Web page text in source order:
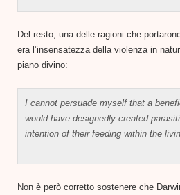
Del resto, una delle ragioni che
era l’insensatezza della violenza in
piano divino:
I cannot persuade myself that a
would have designedly created
intention of their feeding within the
Non è però corretto sostenere che